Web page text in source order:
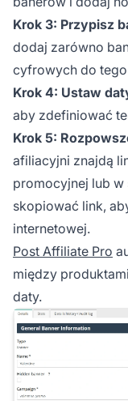
Krok 3: Przypisz
dodaj zarówno
cyfrowych do
Krok 4: Ustaw
aby zdefiniować
Krok 5:
afiliacyjni znajdą
promocyjnej lub w
skopiować link,
internetowej.
Post Affiliate Pro
między
daty.